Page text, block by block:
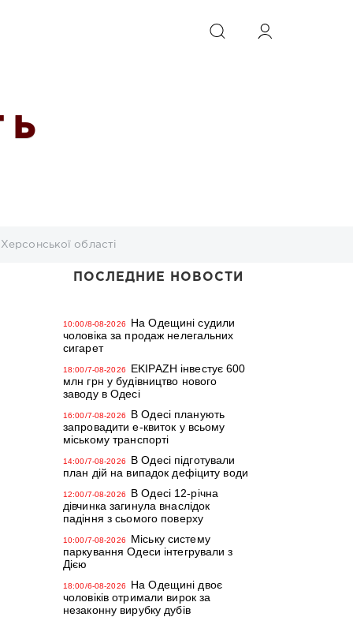
ИСКАТЬ
Ь
області
ПОСЛЕДНИЕ НОВОСТИ
10:00/8-08-2026
На Одещині судили
чоловіка за продаж нелегальних
сигарет
18:00/7-08-2026
EKIPAZH інвестує 600
млн грн у будівництво нового
заводу в Одесі
16:00/7-08-2026
В Одесі планують
запровадити е-квиток у всьому
міському транспорті
14:00/7-08-2026
В Одесі підготували
план дій на випадок дефіциту води
12:00/7-08-2026
В Одесі 12-річна
дівчинка загинула внаслідок
падіння з сьомого поверху
10:00/7-08-2026
Міську систему
паркування Одеси інтегрували з
Дією
18:00/6-08-2026
На Одещині двоє
чоловіків отримали вирок за
незаконну вирубку дубів